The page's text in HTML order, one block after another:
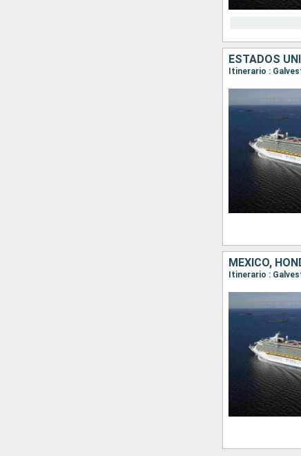
ESTADOS
Itinerario :
MÉXICO,
Itinerario :